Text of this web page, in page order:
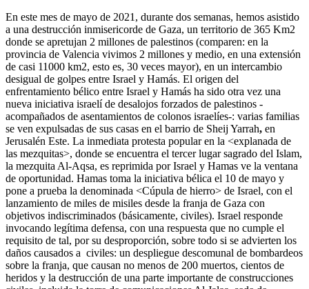
En este mes de mayo de 2021, durante dos semanas, hemos asistido
a una destrucción inmisericorde de Gaza, un territorio de 365 Km2
donde se apretujan 2 millones de palestinos (comparen: en la
provincia de Valencia vivimos 2 millones y medio, en una extensión
de casi 11000 km2, esto es, 30 veces mayor), en un intercambio
desigual de golpes entre Israel y Hamás. El origen del
enfrentamiento bélico entre Israel y Hamás ha sido otra vez una
nueva iniciativa israelí de desalojos forzados de palestinos -
acompañados de asentamientos de colonos israelíes-: varias familias
se ven expulsadas de sus casas en el barrio de Sheij Yarrah, en
Jerusalén Este. La inmediata protesta popular en la <explanada de
las mezquitas>, donde se encuentra el tercer lugar sagrado del Islam,
la mezquita Al-Aqsa, es reprimida por Israel y Hamas ve la ventana
de oportunidad. Hamas toma la iniciativa bélica el 10 de mayo y
pone a prueba la denominada <Cúpula de hierro> de Israel, con el
lanzamiento de miles de misiles desde la franja de Gaza con
objetivos indiscriminados (básicamente, civiles). Israel responde
invocando legítima defensa, con una respuesta que no cumple el
requisito de tal, por su desproporción, sobre todo si se advierten los
daños causados a civiles: un despliegue descomunal de bombardeos
sobre la franja, que causan no menos de 200 muertos, cientos de
heridos y la destrucción de una parte importante de construcciones